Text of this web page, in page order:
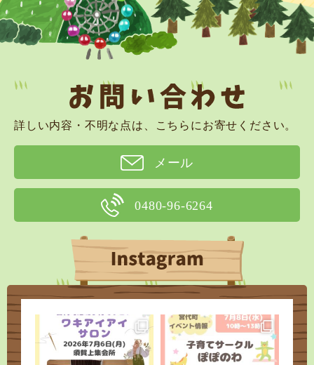
詳しい内容・不明な点は、こちらにお寄せください。
メール
0480-96-6264